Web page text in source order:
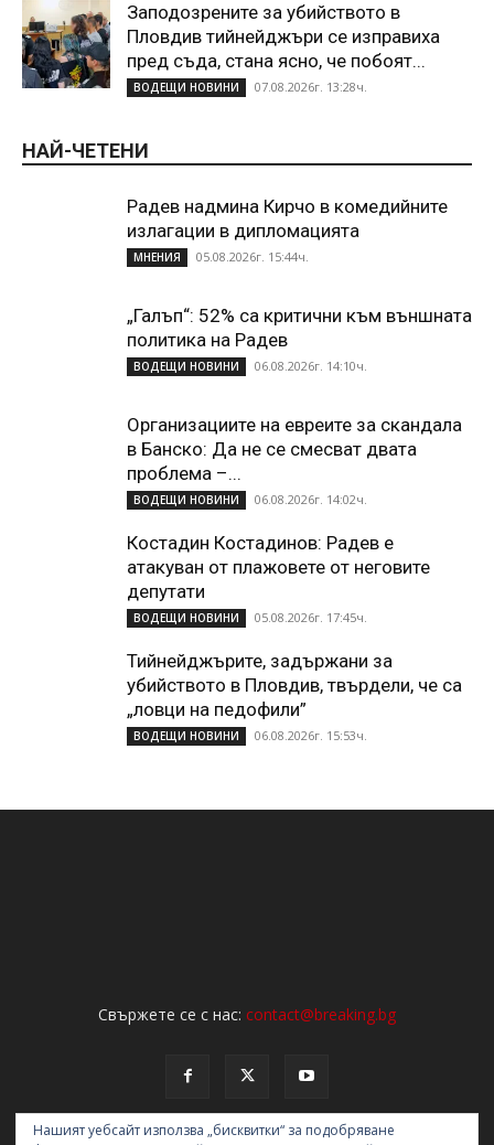
Заподозрените за убийството в
Пловдив тийнейджъри се изправиха
пред съда, стана ясно, че побоят...
ВОДЕЩИ НОВИНИ 07.08.2026г. 13:28ч.
НАЙ-ЧЕТЕНИ
Радев надмина Кирчо в комедийните
излагации в дипломацията
МНЕНИЯ 05.08.2026г. 15:44ч.
„Галъп“: 52% са критични към външната
политика на Радев
ВОДЕЩИ НОВИНИ 06.08.2026г. 14:10ч.
Организациите на евреите за скандала
в Банско: Да не се смесват двата
проблема –...
ВОДЕЩИ НОВИНИ 06.08.2026г. 14:02ч.
Костадин Костадинов: Радев е
атакуван от плажoвете от неговите
депутати
ВОДЕЩИ НОВИНИ 05.08.2026г. 17:45ч.
Тийнейджърите, задържани за
убийството в Пловдив, твърдели, че са
„ловци на педофили”
ВОДЕЩИ НОВИНИ 06.08.2026г. 15:53ч.
Свържете се с нас: contact@breaking.bg
Нашият уебсайт използва „бисквитки“ за подобряване